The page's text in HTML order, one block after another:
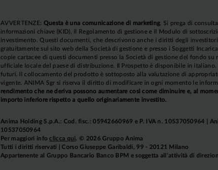
AVVERTENZE: Questa è una comunicazione di marketing. Si prega di
informazioni chiave (KID), il Regolamento di gestione e il Modulo di
investimento. Questi documenti, che descrivono anche i diritti degli
gratuitamente sul sito web della Società di gestione e presso i Soggetti
copie cartacee di questi documenti presso la Società di gestione del fondo
ufficiale locale del paese di distribuzione. Il Prospetto è disponibile in
futuri. Il collocamento del prodotto è sottoposto alla valutazione di
vigente. ANIMA Sgr si riserva il diritto di modificare in ogni momento le
rendimento che ne deriva possono aumentare così come diminuire e, al
importo inferiore rispetto a quello originariamente investito.
Anima Holding S.p.A.: Cod. fisc.: 05942660969 e P. IVA n. 10537050964 |
10537050964
Per maggiori infoclicca qui. © 2026 Gruppo Anima
Tutti i diritti riservati | Corso Giuseppe Garibaldi, 99 - 20121 Milano
Appartenente al Gruppo Bancario Banco BPM e soggetta all'attività di